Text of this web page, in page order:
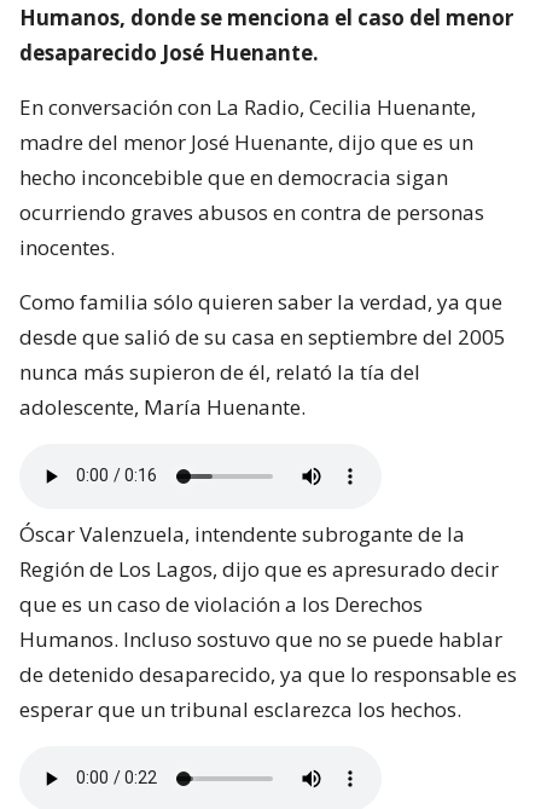
Humanos, donde se menciona el caso del menor
desaparecido José Huenante.
En conversación con La Radio, Cecilia Huenante,
madre del menor José Huenante, dijo que es un
hecho inconcebible que en democracia sigan
ocurriendo graves abusos en contra de personas
inocentes.
Como familia sólo quieren saber la verdad, ya que
desde que salió de su casa en septiembre del 2005
nunca más supieron de él, relató la tía del
adolescente, María Huenante.
Óscar Valenzuela, intendente subrogante de la
Región de Los Lagos, dijo que es apresurado decir
que es un caso de violación a los Derechos
Humanos. Incluso sostuvo que no se puede hablar
de detenido desaparecido, ya que lo responsable es
esperar que un tribunal esclarezca los hechos.